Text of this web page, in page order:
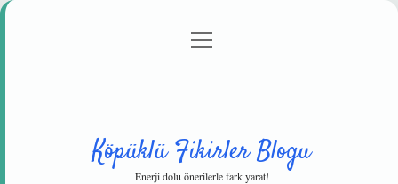
Gizlilik Politikası
menüyü
Köpüklü Fikirler Blogu
Enerji dolu önerilerle fark yarat!